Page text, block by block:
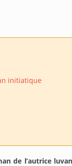
initiatique
de l’autrice